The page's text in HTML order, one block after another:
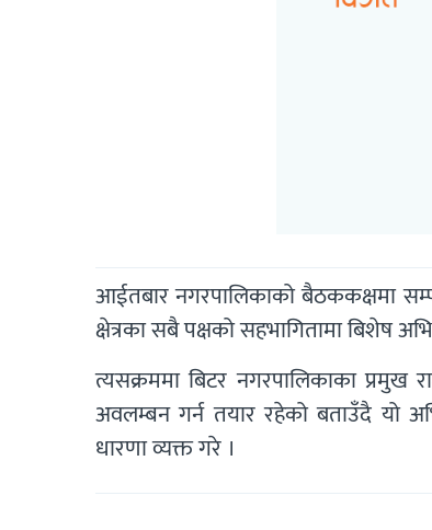
आईतबार नगरपालिकाको बैठककक्षमा
क्षेत्रका सबै पक्षको सहभागितामा बिशेष
त्यसक्रममा बिटर नगरपालिकाका
अवलम्बन गर्न तयार रहेको बताउँदै यो
धारणा व्यक्त गरे ।